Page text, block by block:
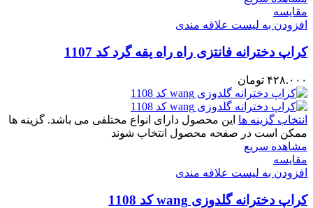
مقایسه
افزودن به لیست علاقه مندی
کراپ دخترانه فانتزی راه راه یقه گرد کد 1107
۴۲۸.۰۰۰ تومان
انتخاب گزینه ها این محصول دارای انواع مختلفی می باشد. گزینه ها
ممکن است در صفحه محصول انتخاب شوند
مشاهده سریع
مقایسه
افزودن به لیست علاقه مندی
کراپ دخترانه گلدوزی wang کد 1108